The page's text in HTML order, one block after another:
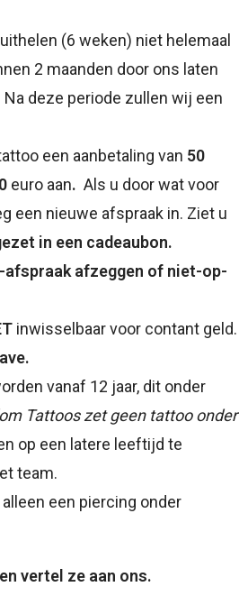
(6 weken) niet helemaal
2 maanden door ons laten
deze periode zullen wij een
een aanbetaling van 50
euro aan. Als u door wat voor
een nieuwe afspraak in. Ziet u
in een cadeaubon.
afspraak afzeggen of niet-op-
inwisselbaar voor contant geld.
vanaf 12 jaar, dit onder
Tattoos zet geen tattoo onder
op een latere leeftijd te
team.
een piercing onder
vertel ze aan ons.